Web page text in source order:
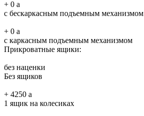
+ 0 a
с бескаркасным подъемным механизмом
+ 0 a
с каркасным подъемным механизмом
Прикроватные ящики:
без наценки
Без ящиков
+ 4250 a
1 ящик на колесиках